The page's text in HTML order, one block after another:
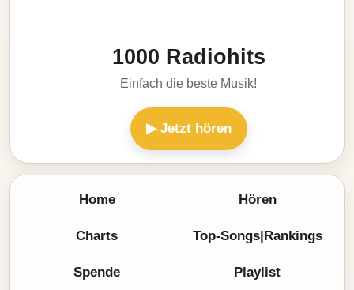
1000 Radiohits
Einfach die beste Musik!
▶ Jetzt hören
Home Hören
Charts Top-Songs|Rankings
Spende Playlist